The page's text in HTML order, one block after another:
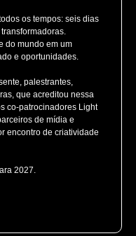
os tempos: seis dias
do mundo em um
e oportunidades.
palestrantes,
que acreditou nessa
co-patrocinadores Light
de mídia e
encontro de criatividade
2027.